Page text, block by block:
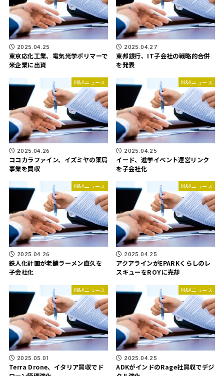
2025.04.25
東京応化工業、電気光学ポリマーで
米企業に出資
2025.04.27
東邦銀行、IT子会社の戦略的合併
を発表
M&Aニュース
2025.04.26
ココカラファイン、イズミヤの薬局
事業を買収
M&Aニュース
2025.04.25
イード、進学イベント運営リンク
を子会社化
M&Aニュース
2025.04.26
鉄人化計画が老舗ラーメン直久を
子会社化
M&Aニュース
2025.04.25
アクアラインがEPARKくらしのレ
スキューをROYに売却
M&Aニュース
2025.05.01
Terra Drone、イタリア買収でド
M&Aニュース
2025.04.25
ADKがインドのRage社買収でデジ